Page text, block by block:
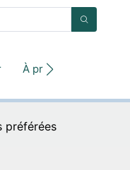
À propos
préférées